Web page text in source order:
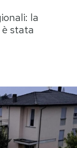
calcio 2026
la
è stata